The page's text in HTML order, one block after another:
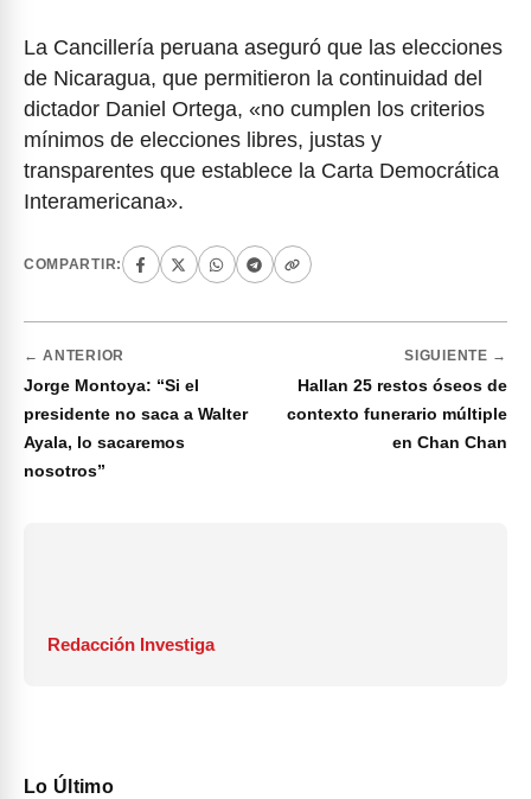
La Cancillería peruana aseguró que las elecciones
de Nicaragua, que permitieron la continuidad del
dictador Daniel Ortega, «no cumplen los criterios
mínimos de elecciones libres, justas y
transparentes que establece la Carta Democrática
Interamericana».
COMPARTIR:
← ANTERIOR
Jorge Montoya: “Si el
presidente no saca a Walter
Ayala, lo sacaremos
nosotros”
SIGUIENTE →
Hallan 25 restos óseos de
contexto funerario múltiple
en Chan Chan
Redacción Investiga
Lo Último